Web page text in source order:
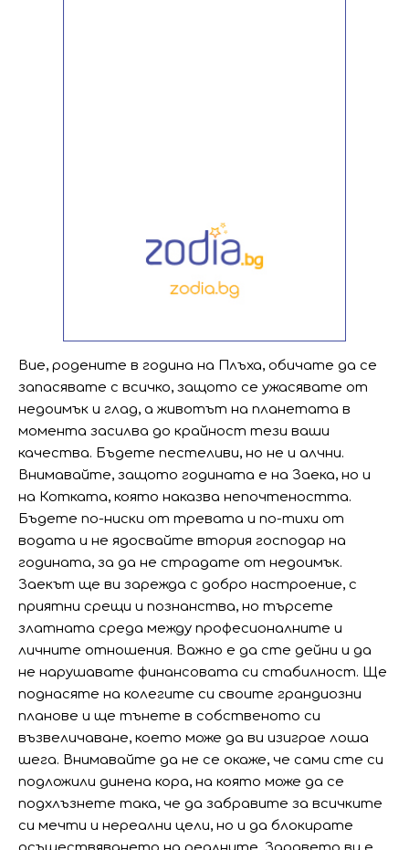
Вие, родените в година на Плъха, обичате да се
запасявате с всичко, защото се ужасявате от
недоимък и глад, а животът на планетата в
момента засилва до крайност тези ваши
качества. Бъдете пестеливи, но не и алчни.
Внимавайте, защото годината е на Заека, но и
на Котката, която наказва непочтеността.
Бъдете по-ниски от тревата и по-тихи от
водата и не ядосвайте втория господар на
годината, за да не страдате от недоимък.
Заекът ще ви зарежда с добро настроение, с
приятни срещи и познанства, но търсете
златната среда между професионалните и
личните отношения. Важно е да сте дейни и да
не нарушавате финансовата си стабилност. Ще
поднасяте на колегите си своите грандиозни
планове и ще тънете в собственото си
възвеличаване, което може да ви изиграе лоша
шега. Внимавайте да не се окаже, че сами сте си
подложили динена кора, на която може да се
подхлъзнете така, че да забравите за всичките
си мечти и нереални цели, но и да блокирате